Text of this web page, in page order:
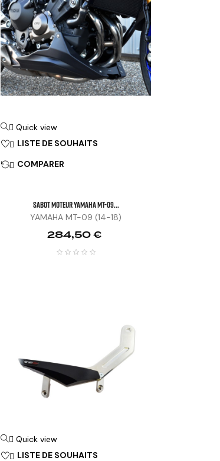
 Quick view
 LISTE DE SOUHAITS
 COMPARER
Sabot Moteur YAMAHA MT-09...
YAMAHA MT-09 (14-18)
Prix
284,50 €
 Quick view
 LISTE DE SOUHAITS